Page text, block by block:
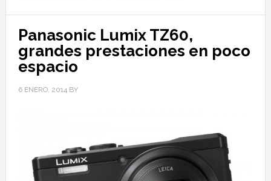
Panasonic Lumix TZ60,
grandes prestaciones en poco
espacio
6 ENERO, 2014BY